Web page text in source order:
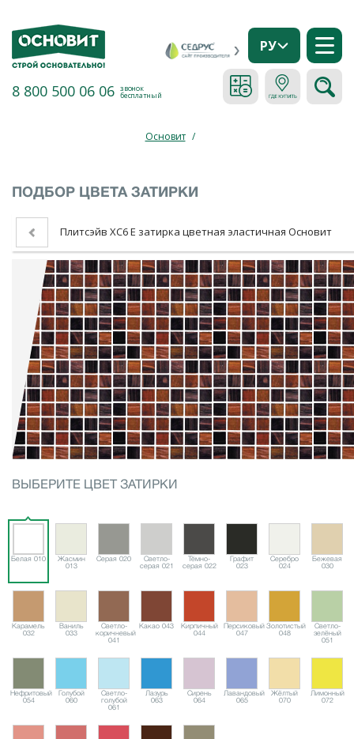
8 800 500 06 06 звонок
бесплатный
РУ
Основит /
ПОДБОР ЦВЕТА ЗАТИРКИ
Плитсэйв ХС6 Е затирка цветная эластичная Основит
ВЫБЕРИТЕ ЦВЕТ ЗАТИРКИ
Белая 010
Жасмин
013
Серая 020
Светло-
серая 021
Тёмно-
серая 022
Графит
023
Серебро
024
Бежевая
030
Карамель
032
Ваниль
033
Светло-
коричневый
041
Какао 043
Кирпичный
044
Персиковый
047
Золотистый
048
Светло-
зелёный
051
Нефритовый
054
Голубой
060
Светло-
голубой
061
Лазурь
063
Сирень
064
Лавандовый
065
Жёлтый
070
Лимонный
072